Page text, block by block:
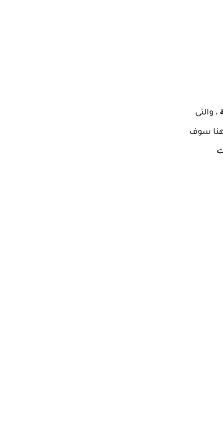
، والتى
هنا سوف